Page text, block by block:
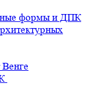
формы и ДПК